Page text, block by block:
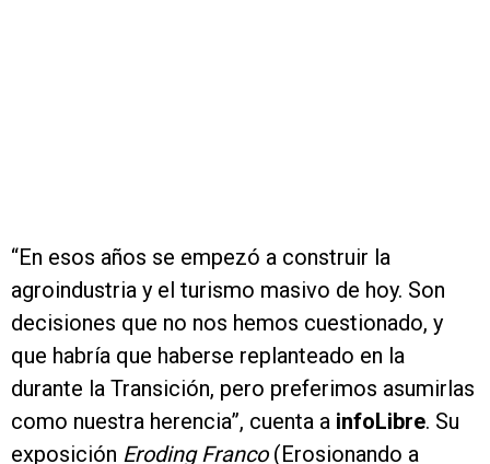
“En esos años se empezó a construir la
agroindustria y el turismo masivo de hoy. Son
decisiones que no nos hemos cuestionado, y
que habría que haberse replanteado en la
durante la Transición, pero preferimos asumirlas
como nuestra herencia”, cuenta a infoLibre. Su
exposición Eroding Franco(Erosionando a